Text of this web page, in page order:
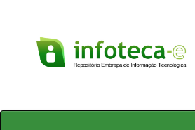
Skip